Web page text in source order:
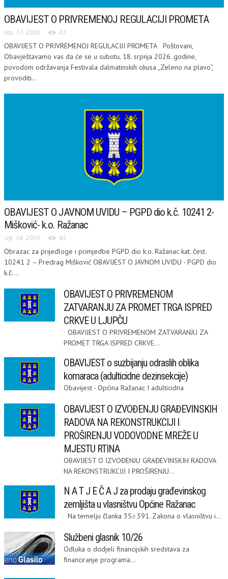
OBAVIJEST O PRIVREMENOJ REGULACIJI PROMETA
srp. 17, 2026 43
OBAVIJEST O PRIVREMENOJ REGULACIJI PROMETA Poštovani,
Obavještavamo vas da će se u subotu, 18. srpnja 2026. godine,
povodom održavanja Festivala dalmatinskih okusa „Zeleno na plavo“,
provoditi...
OBAVIJEST O JAVNOM UVIDU – PGPD dio k.č. 10241 2-
Mišković- k.o. Ražanac
srp. 14, 2026 45
Obrazac za prijedloge i primjedbe PGPD dio k.o. Ražanac kat. čest.
10241 2 – Predrag Mišković OBAVIJEST O JAVNOM UVIDU - PGPD dio
k.č....
OBAVIJEST O PRIVREMENOM
ZATVARANJU ZA PROMET TRGA ISPRED
CRKVE U LJUPČU
OBAVIJEST O PRIVREMENOM ZATVARANJU ZA
PROMET TRGA ISPRED CRKVE...
OBAVIJEST o suzbijanju odraslih oblika
komaraca (adulticidne dezinsekcije)
Obavijest - Općina Ražanac I adulticidna
OBAVIJEST O IZVOĐENJU GRAĐEVINSKIH
RADOVA NA REKONSTRUKCIJI I
PROŠIRENJU VODOVODNE MREŽE U
MJESTU RTINA
OBAVIJEST O IZVOĐENJU GRAĐEVINSKIH RADOVA
NA REKONSTRUKCIJI I PROŠIRENJU...
N A T J E Č A J za prodaju građevinskog
zemljišta u vlasništvu Općine Ražanac
Na temelju članka 35.i 391. Zakona o vlasništvu i...
Službeni glasnik 10/26
Odluka o dodjeli financijskih sredstava za
financiranje programa...